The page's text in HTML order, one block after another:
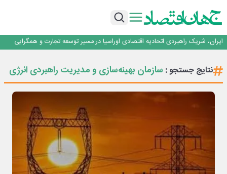
برنده این رقابت داستان‌نویسی، انسان نبود!
ایران، شریک راهبردی اتحادیه اقتصادی اوراسیا در مسیر توسعه تجارت و همگرایی
منطقه‌ای
جمنای دستیار اصلی گوشی‌های اندرویدی می‌شود
برنده این رقابت داستان‌نویسی، انسان نبود!
نتایج جستجو : سازمان بهینه‌سازی و مدیریت راهبردی انرژی